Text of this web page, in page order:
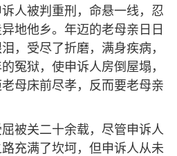
人被判重刑，命悬一线，忍
地他乡。年迈的老母亲日日
，受尽了折磨，满身疾病，
冤狱，使申诉人房倒屋塌，
母床前尽孝，反而要老母亲
被关二十余载，尽管申诉人
充满了坎坷，但申诉人从未